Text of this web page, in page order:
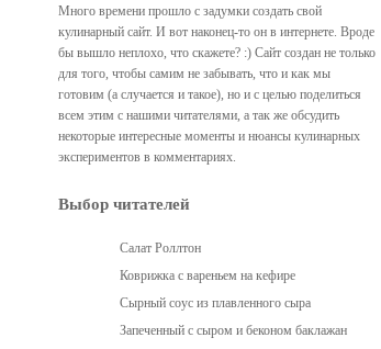
Много времени прошло с задумки создать свой
кулинарный сайт. И вот наконец-то он в интернете. Вроде
бы вышло неплохо, что скажете? :) Сайт создан не только
для того, чтобы самим не забывать, что и как мы
готовим (а случается и такое), но и с целью поделиться
всем этим с нашими читателями, а так же обсудить
некоторые интересные моменты и нюансы кулинарных
экспериментов в комментариях.
Выбор читателей
Салат Роллтон
Коврижка с вареньем на кефире
Сырный соус из плавленного сыра
Запеченный с сыром и беконом баклажан